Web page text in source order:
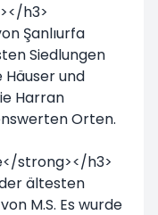
h3>
Şanlıurfa
Siedlungen
und
Harran
Orten.
strong></h3>
ältesten
M.S. Es wurde